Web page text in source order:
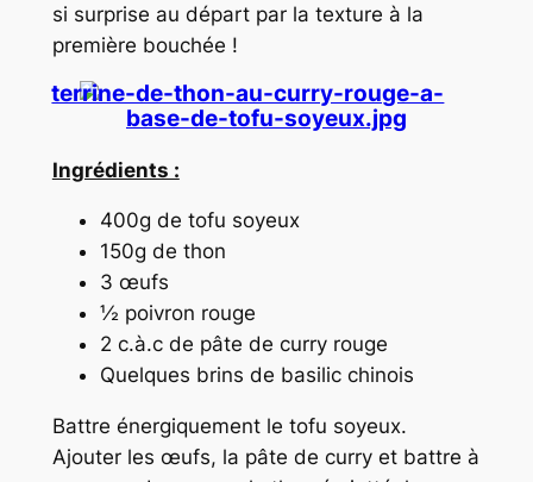
si surprise au départ par la texture à la
première bouchée !
Ingrédients :
400g de tofu soyeux
150g de thon
3 œufs
½ poivron rouge
2 c.à.c de pâte de curry rouge
Quelques brins de basilic chinois
Battre énergiquement le tofu soyeux.
Ajouter les œufs, la pâte de curry et battre à